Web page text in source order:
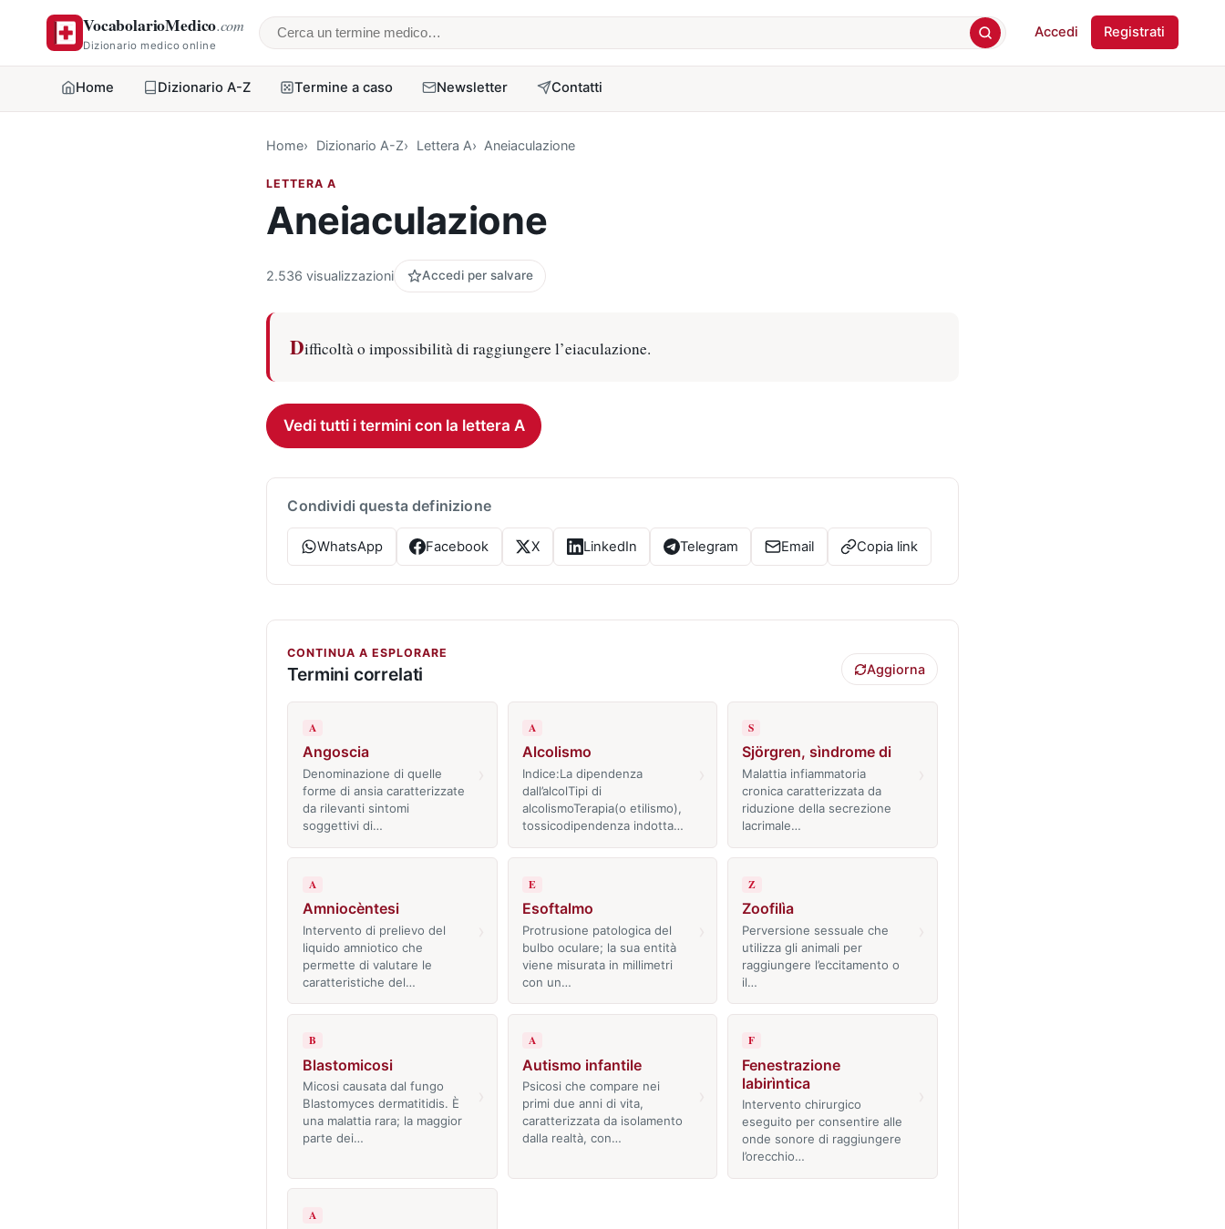
VocabolarioMedico.com
Dizionario medico online Cerca un termine medico
Accedi Registrati
Home Dizionario A-Z Termine a caso Newsletter Contatti
Home Dizionario A-Z Lettera A Aneiaculazione
LETTERA A
Aneiaculazione
2.536 visualizzazioni Accedi per salvare
Difficoltà o impossibilità di raggiungere l’eiaculazione.
Vedi tutti i termini con la lettera A
Condividi questa definizione
WhatsApp Facebook X LinkedIn Telegram Email Copia link
CONTINUA A ESPLORARE
Termini correlati Aggiorna
A
Angoscia
Denominazione di quelle
forme di ansia caratterizzate
da rilevanti sintomi
soggettivi di…
A
Alcolismo
Indice:La dipendenza
dall’alcolTipi di
alcolismoTerapia(o etilismo),
tossicodipendenza indotta…
S
Sjörgren, sìndrome di
Malattia infiammatoria
cronica caratterizzata da
riduzione della secrezione
lacrimale…
A
Amniocèntesi
Intervento di prelievo del
liquido amniotico che
permette di valutare le
caratteristiche del…
E
Esoftalmo
Protrusione patologica del
bulbo oculare; la sua entità
viene misurata in millimetri
con un…
Z
Zoofilìa
Perversione sessuale che
utilizza gli animali per
raggiungere l’eccitamento o
il…
B
Blastomicosi
Micosi causata dal fungo
Blastomyces dermatitidis. È
una malattia rara; la maggior
parte dei…
A
Autismo infantile
Psicosi che compare nei
primi due anni di vita,
caratterizzata da isolamento
dalla realtà, con…
F
Fenestrazione
labirìntica
Intervento chirurgico
eseguito per consentire alle
onde sonore di raggiungere
l’orecchio…
A